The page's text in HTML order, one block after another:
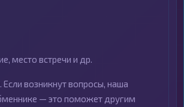
место встречи и др.
возникнут вопросы, наша
— это поможет другим